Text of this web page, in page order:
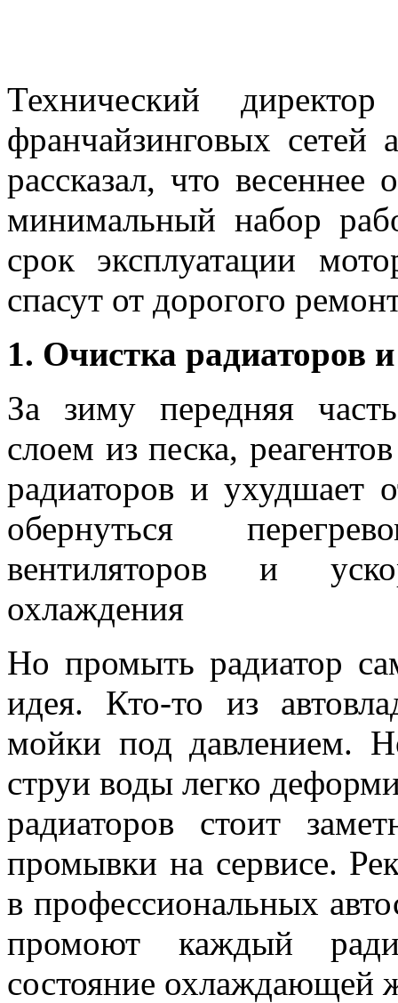
Технический
франчайзинговых сетей
рассказал, что
минимальный набор
срок эксплуатации
спасут от дорогого
1. Очистка радиаторов
За зиму передняя
слоем из песка,
радиаторов и ухудшает
обернуться
вентиляторов и
охлаждения
Но промыть радиатор
идея. Кто-то из
мойки под давлением.
струи воды легко
радиаторов стоит
промывки на сервисе.
в профессиональных
промоют каждый
состояние охлаждающей